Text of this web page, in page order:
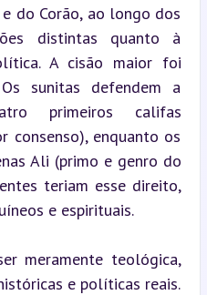
do Corão, ao longo dos
distintas quanto à
A cisão maior foi
sunitas defendem a
primeiros califas
consenso), enquanto os
Ali (primo e genro do
teriam esse direito,
e espirituais.
meramente teológica,
e políticas reais.